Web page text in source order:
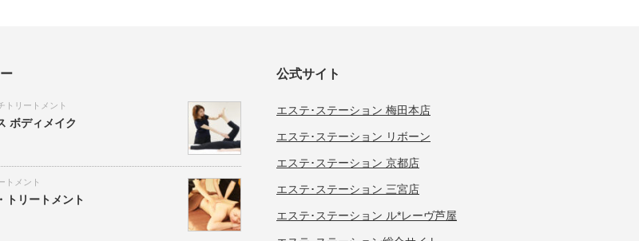
トリートメント
ボディメイク
トメント
トリートメント
公式サイト
エステ･ステーション 梅田本店
エステ･ステーション リボーン
エステ･ステーション 京都店
エステ･ステーション 三宮店
エステ･ステーション ル*レーヴ芦屋